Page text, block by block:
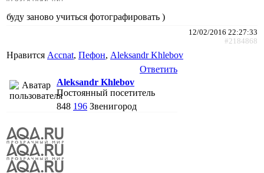
буду заново учиться фотографировать )
12/02/2016 22:27:33
#2184868
Нравится Accnat, Пефон, Aleksandr Khlebov
Ответить
Aleksandr Khlebov
Постоянный посетитель
848 196 Звенигород